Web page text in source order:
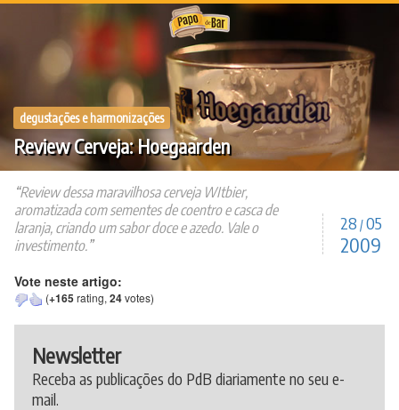
Ir
degustações e harmonizações
Review Cerveja: Hoegaarden
28 /05
2009
Review dessa maravilhosa cerveja WItbier,
aromatizada com sementes de coentro e casca de
laranja, criando um sabor doce e azedo. Vale o
investimento.
Vote neste artigo:
(+165rating, 24votes)
Newsletter
Receba as publicações do PdB diariamente no seu e-
mail.